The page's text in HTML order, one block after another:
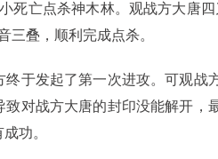
亡点杀神木林。观战方大唐四
三叠，顺利完成点杀。
于发起了第一次进攻。可观战
致对战方大唐的封印没能解开，
功。